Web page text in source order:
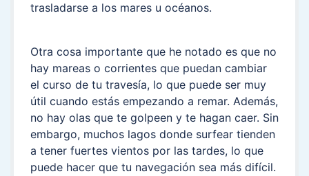
trasladarse a los mares u océanos.
Otra cosa importante que he notado es que no
hay mareas o corrientes que puedan cambiar
el curso de tu travesía, lo que puede ser muy
útil cuando estás empezando a remar. Además,
no hay olas que te golpeen y te hagan caer. Sin
embargo, muchos lagos donde surfear tienden
a tener fuertes vientos por las tardes, lo que
puede hacer que tu navegación sea más difícil.